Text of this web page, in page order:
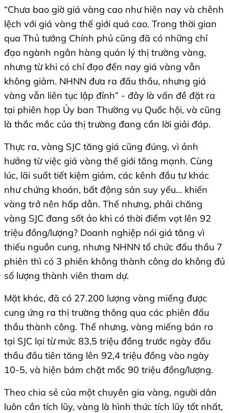
“Chưa bao giờ giá vàng cao như hiện nay và chênh
lệch với giá vàng thế giới quá cao. Trong thời gian
qua Thủ tướng Chính phủ cũng đã có những chỉ
đạo ngành ngân hàng quản lý thị trường vàng,
nhưng từ khi có chỉ đạo đến nay giá vàng vẫn
không giảm. NHNN đưa ra đấu thầu, nhưng giá
vàng vẫn liên tục lập đỉnh” - đây là vấn đề đặt ra
tại phiên họp Ủy ban Thường vụ Quốc hội, và cũng
là thắc mắc của thị trường đang cần lời giải đáp.
Thực ra, vàng SJC tăng giá cũng đúng, vì ảnh
hưởng từ việc giá vàng thế giới tăng mạnh. Cùng
lúc, lãi suất tiết kiệm giảm, các kênh đầu tư khác
như chứng khoán, bất động sản suy yếu… khiến
vàng trở nên hấp dẫn. Thế nhưng, phải chăng
vàng SJC đang sốt ảo khi có thời điểm vọt lên 92
triệu đồng/lượng? Doanh nghiệp nói giá tăng vì
thiếu nguồn cung, nhưng NHNN tổ chức đấu thầu 7
phiên thì có 3 phiên không thành công do không đủ
số lượng thành viên tham dự.
Mặt khác, đã có 27.200 lượng vàng miếng được
cung ứng ra thị trường thông qua các phiên đấu
thầu thành công. Thế nhưng, vàng miếng bán ra
tại SJC lại từ mức 83,5 triệu đồng trước ngày đấu
thầu đầu tiên tăng lên 92,4 triệu đồng vào ngày
10-5, và hiện bám chặt mốc 90 triệu đồng/lượng.
Theo chia sẻ của một chuyên gia vàng, người dân
luôn cần tích lũy, vàng là hình thức tích lũy tốt nhất,